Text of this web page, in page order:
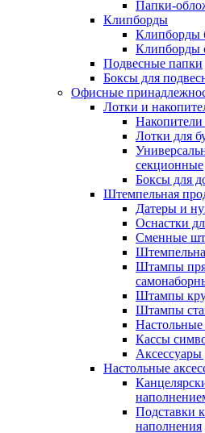
Папки-
Клипборды
Клипборды
Клипборды
Подвесные папки
Боксы для
Офисные
Лотки и
Накопители
Лотки для
секционные
Боксы для
Штемпельная
Датеры и
Оснастки
Сменные
Штампы
Штампы
Штампы
Кассы
Настольные
Подставки
наполнения